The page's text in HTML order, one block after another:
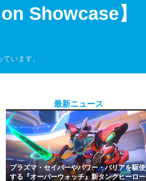
Showcase】
います。
最新ニュース
プラズマ・セイバーやパワー・バリアを駆使
する『オーバーウォッチ』新タンクヒーロー